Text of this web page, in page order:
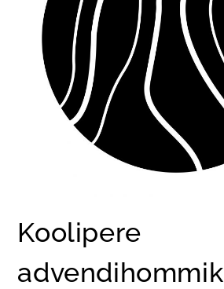
Koolipere
advendihommik